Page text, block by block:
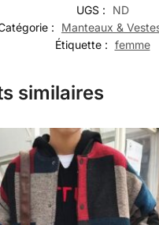
UGS :
ND
:
Manteaux &
Étiquette : femme
similaires